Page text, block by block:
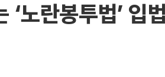
‘노란봉투법’ 입